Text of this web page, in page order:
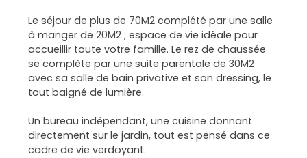
Le séjour de plus de 70M2 complété par une salle
à manger de 20M2 ; espace de vie idéale pour
accueillir toute votre famille. Le rez de chaussée
se complète par une suite parentale de 30M2
avec sa salle de bain privative et son dressing, le
tout baigné de lumière.
Un bureau indépendant, une cuisine donnant
directement sur le jardin, tout est pensé dans ce
cadre de vie verdoyant.